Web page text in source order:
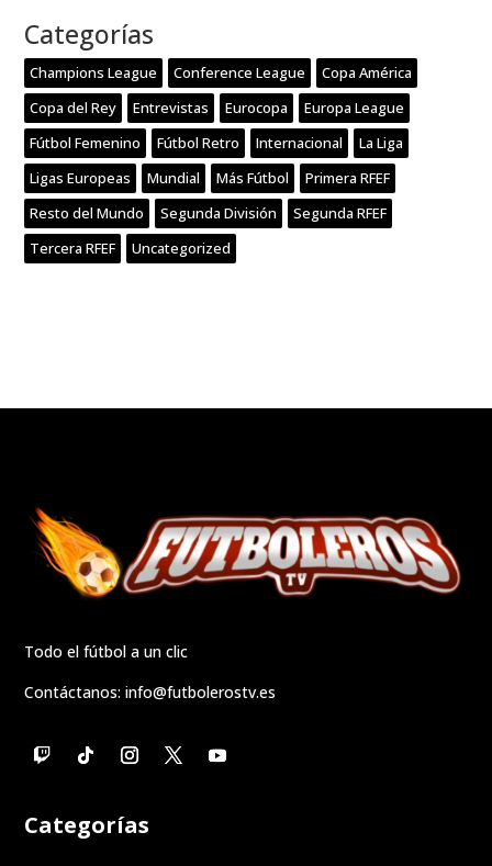
Categorías
Champions League Conference League
Copa América
Copa del Rey
Entrevistas Eurocopa
Europa League
Fútbol Femenino
Fútbol Retro Internacional
La Liga
Ligas Europeas
Mundial Más Fútbol
Primera RFEF
Resto del Mundo
Segunda División
Segunda RFEF
Tercera RFEF
Uncategorized
Todo el fútbol a un clic
Contáctanos:info@futbolerostv.es
Categorías